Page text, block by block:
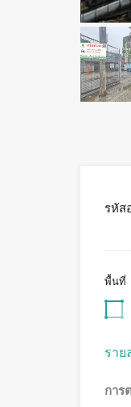
รหัส
พื้นที่
ราย
การ